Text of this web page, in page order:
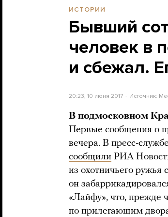
ИСТОРИИ
Бывший
человек в
и сбежал.
20:23, 10 июня 2017 Источник:
В подмосковном
Первые сообщения о
вечера. В пресс-
сообщили РИА
из охотничьего ружья
он
«Лайфу», что, прежде
по прилегающим